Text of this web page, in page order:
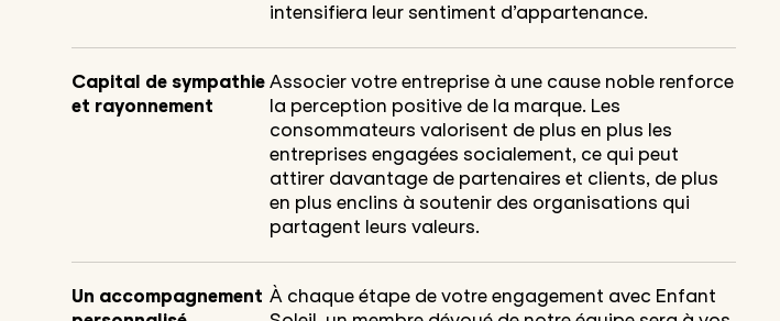
intensifiera leur sentiment d’appartenance.
Capital de sympathie
et rayonnement
Associer votre entreprise à une cause noble renforce
la perception positive de la marque. Les
consommateurs valorisent de plus en plus les
entreprises engagées socialement, ce qui peut
attirer davantage de partenaires et clients, de plus
en plus enclins à soutenir des organisations qui
partagent leurs valeurs.
Un accompagnement À chaque étape de votre engagement avec Enfant